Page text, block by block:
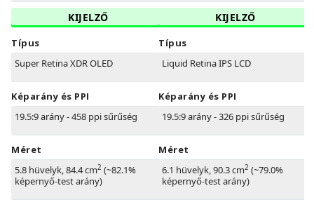
KIJELZŐ
Típus
Super Retina XDR OLED
Képarány és PPI
19.5:9 arány - 458 ppi sűrűség
Méret
5.8 hüvelyk, 84.4 cm2 (~82.1%
képernyő-test arány)
KIJELZŐ
Típus
Liquid Retina IPS LCD
Képarány és PPI
19.5:9 arány - 326 ppi sűrűség
Méret
6.1 hüvelyk, 90.3 cm2 (~79.0%
képernyő-test arány)